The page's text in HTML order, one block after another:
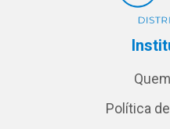
Política